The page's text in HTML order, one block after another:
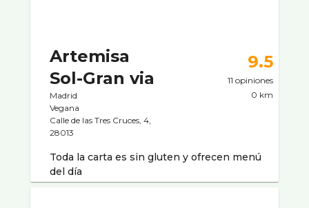
Artemisa
Sol-Gran via
Madrid
Vegana
Calle de las Tres Cruces, 4,
28013
9.5
11 opiniones
0 km
Toda la carta es sin gluten y ofrecen menú
del día